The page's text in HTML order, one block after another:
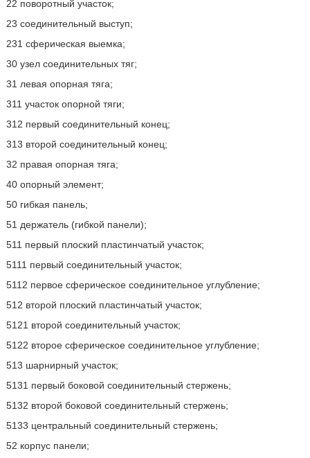
22 поворотный участок;
23 соединительный выступ;
231 сферическая выемка;
30 узел соединительных тяг;
31 левая опорная тяга;
311 участок опорной тяги;
312 первый соединительный конец;
313 второй соединительный конец;
32 правая опорная тяга;
40 опорный элемент;
50 гибкая панель;
51 держатель (гибкой панели);
511 первый плоский пластинчатый участок;
5111 первый соединительный участок;
5112 первое сферическое соединительное углубление;
512 второй плоский пластинчатый участок;
5121 второй соединительный участок;
5122 второе сферическое соединительное углубление;
513 шарнирный участок;
5131 первый боковой соединительный стержень;
5132 второй боковой соединительный стержень;
5133 центральный соединительный стержень;
52 корпус панели;